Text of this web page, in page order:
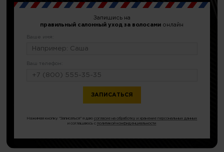
Запишись на
правильный салонный уход за волосами онлайн
Ваше имя:
Ваш телефон:
Нажимая кнопку "Записаться" я даюсогласие на обработку и хранение персональных данных
и соглашаюсь сполитикой конфиденциальности